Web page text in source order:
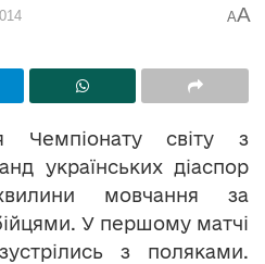
AA
Чемпіонату світу з
українських діаспор
мовчання за
У першому матчі
з поляками.